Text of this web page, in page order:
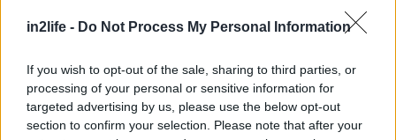
in2life - Do Not Process My Personal Information
If you wish to opt-out of the sale, sharing to third parties, or
processing of your personal or sensitive information for
targeted advertising by us, please use the below opt-out
section to confirm your selection. Please note that after your